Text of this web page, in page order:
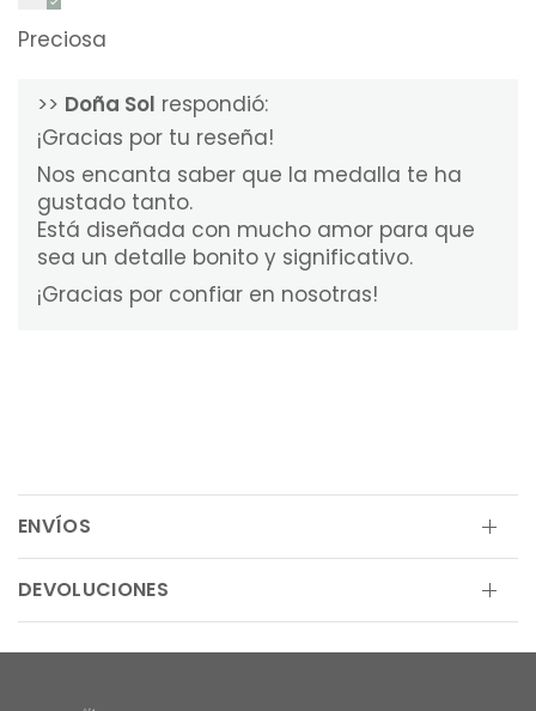
Preciosa
>> Doña Sol respondió:
¡Gracias por tu reseña!
Nos encanta saber que la medalla te ha
gustado tanto.
Está diseñada con mucho amor para que
sea un detalle bonito y significativo.
¡Gracias por confiar en nosotras!
ENVÍOS
DEVOLUCIONES